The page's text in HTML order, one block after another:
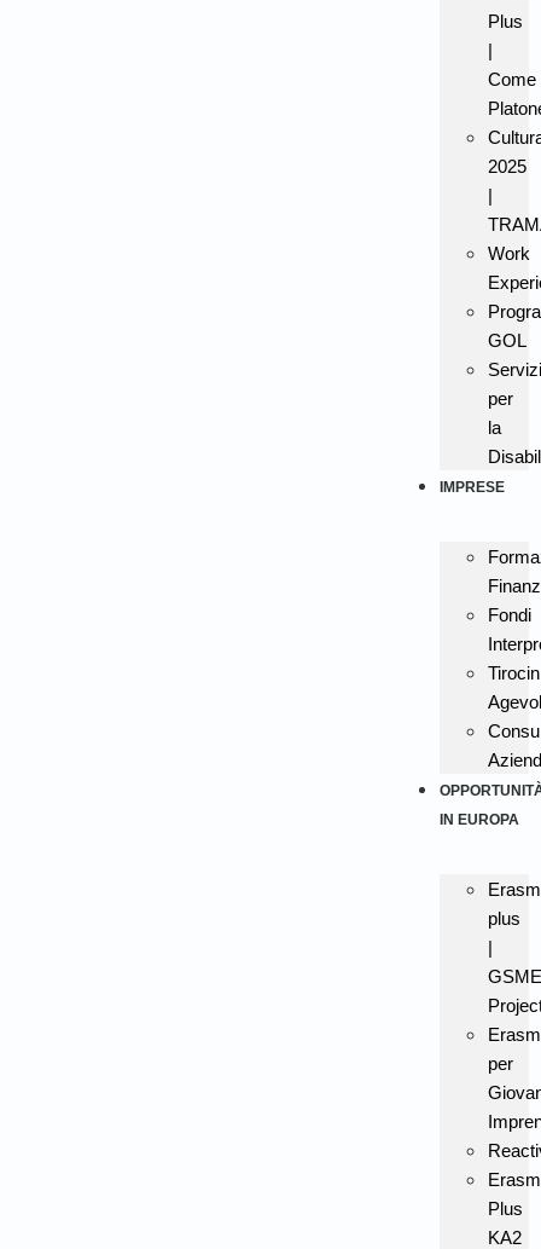
Plus
|
Come
2025
|
Work
GOL
Servizi
per
la
IMPRESE
Fondi
IN EUROPA
plus
|
per
Plus
KA2